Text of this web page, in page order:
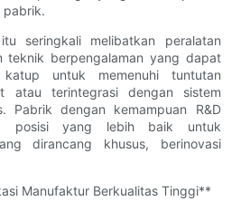
pabrik.
seringkali melibatkan peralatan
teknik berpengalaman yang dapat
katup untuk memenuhi tuntutan
atau terintegrasi dengan sistem
Pabrik dengan kemampuan R&D
posisi yang lebih baik untuk
dirancang khusus, berinovasi
Manufaktur Berkualitas Tinggi**